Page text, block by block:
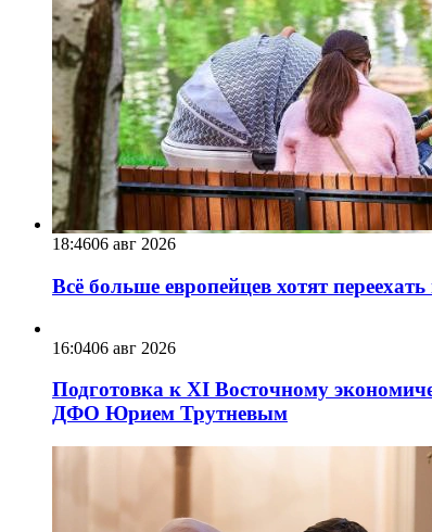
18:4606 авг 2026
Всё больше европейцев хотят
16:0406 авг 2026
Подготовка к XI Восточному
ДФО Юрием Трутневым